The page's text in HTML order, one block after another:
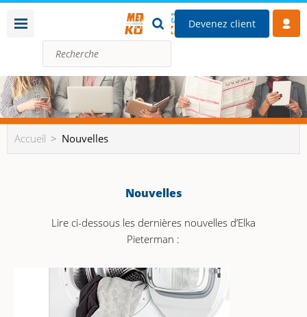
Devenez client
Accueil Nouvelles
Nouvelles
Lire ci-dessous les dernières nouvelles d’Elka
Pieterman :